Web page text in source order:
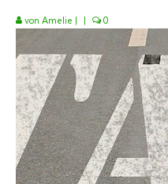
Grillgewürze
Marken A-Z
Mörser
Bücher
von Amelie | | 0